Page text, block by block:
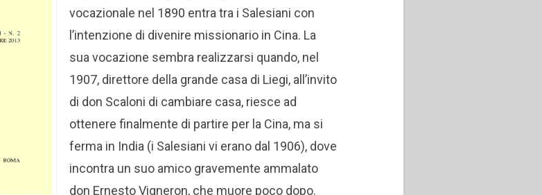
vocazionale nel 1890 entra tra i Salesiani con
l’intenzione di divenire missionario in Cina. La
sua vocazione sembra realizzarsi quando, nel
1907, direttore della grande casa di Liegi, all’invito
di don Scaloni di cambiare casa, riesce ad
ottenere finalmente di partire per la Cina, ma si
ferma in India (i Salesiani vi erano dal 1906), dove
incontra un suo amico gravemente ammalato
don Ernesto Vigneron, che muore poco dopo.